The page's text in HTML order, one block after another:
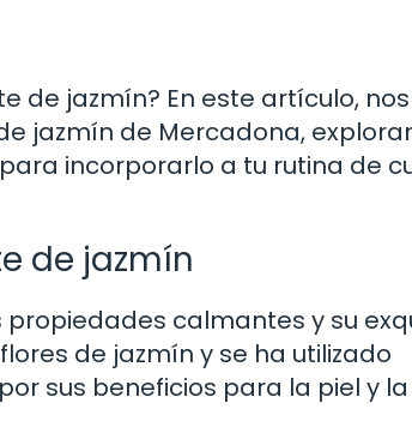
de jazmín? En este artículo, nos
jazmín de Mercadona,
incorporarlo a tu rutina de
de jazmín
calmantes y su
de jazmín y se ha utilizado
sus beneficios para la piel y la